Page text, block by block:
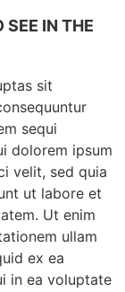
SEE IN THE
sit
sequi
dolorem ipsum
velit, sed quia
ut labore et
Ut enim
ullam
ex ea
in ea voluptate